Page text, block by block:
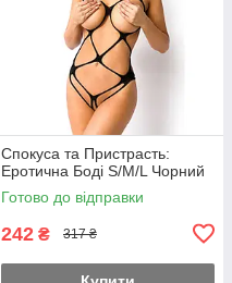
Спокуса та Пристрасть:
Еротична Боді S/M/L Чорний
Готово до відправки
242 ₴ 317 ₴